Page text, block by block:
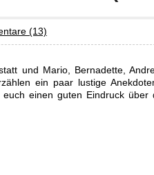
(13)
und Mario, Bernadette,
ein paar lustige
einen guten Eindruck über